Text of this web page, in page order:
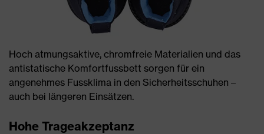
Hoch atmungsaktive, chromfreie Materialien und das
antistatische Komfortfussbett sorgen für ein
angenehmes Fussklima in den Sicherheitsschuhen –
auch bei längeren Einsätzen.
Hohe Trageakzeptanz